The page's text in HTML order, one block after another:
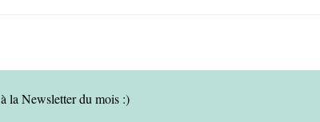
la Newsletter du mois :)